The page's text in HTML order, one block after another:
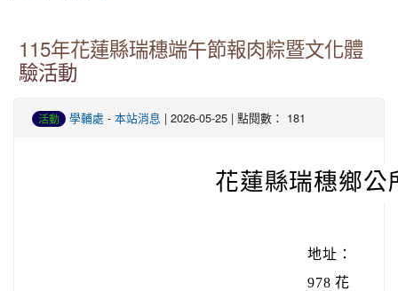
115年花蓮縣瑞穗端午節報肉粽暨文化體
驗活動
活動 學輔處 - 本站消息 | 2026-05-25 | 點閱數： 181
花蓮縣瑞穗鄉公
地址：
978 花